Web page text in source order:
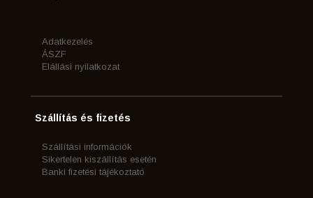
Adatkezelés
ÁSZF
Elállási nyilatkozat
Szállítás és fizetés
Szállítási információk
Sikertelen kiszállítás esetén
Banki fizetési tájékoztató